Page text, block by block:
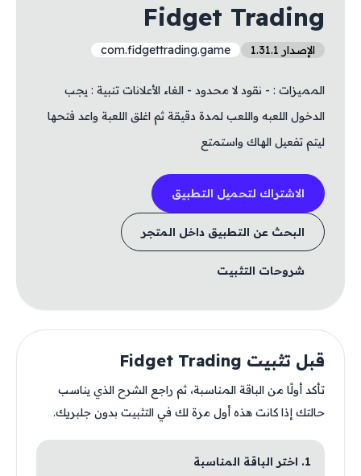
Fidget Trading
الإصدار 1.31.1 com.fidgettrading.game
المميزات : - نقود لا محدود - الغاء الأعلانات تنبية : يجب
الدخول اللعبه واللعب لمدة دقيقة ثم اغلق اللعبة واعد فتحها
ليتم تفعيل الهاك واستمتع
الاشتراك لتحميل التطبيق
البحث عن التطبيق داخل المتجر
شروحات التثبيت
قبل تثبيت Fidget Trading
تأكد أولًا من الباقة المناسبة، ثم راجع الشرح الذي يناسب
حالتك إذا كانت هذه أول مرة لك في التثبيت بدون جلبريك.
1. اختر الباقة المناسبة